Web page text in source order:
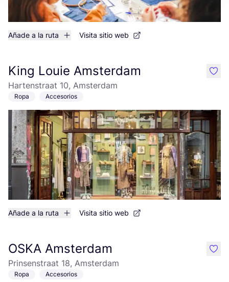
Añade a la ruta Visita sitio web
King Louie Amsterdam
Hartenstraat 10, Amsterdam
Ropa Accesorios
Añade a la ruta Visita sitio web
like
OSKA Amsterdam
Prinsenstraat 18, Amsterdam
Ropa Accesorios
like